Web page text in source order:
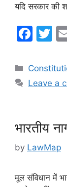
यदि सरकार की
F
c
e
o
k
T
er
Leave a
भारतीय
by LawMap
मूल संविधान में